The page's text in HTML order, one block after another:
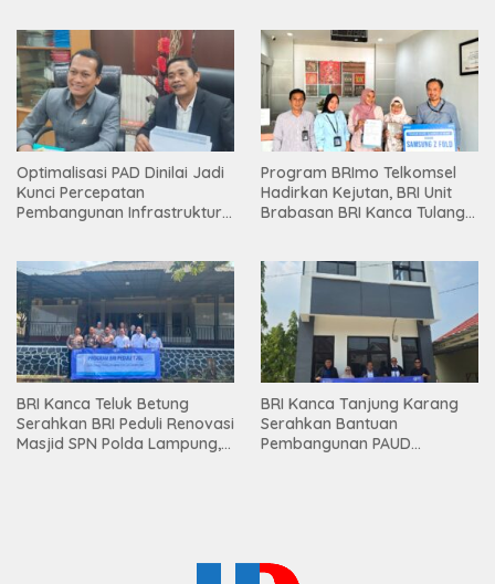
Optimalisasi PAD Dinilai Jadi
Kunci Percepatan
Pembangunan Infrastruktur
Program BRImo Telkomsel
Hadirkan Kejutan, BRI Unit
Brabasan BRI Kanca Tulang
Mesuji
BRI Kanca Teluk Betung
Serahkan BRI Peduli Renovasi
Masjid SPN Polda Lampung,
BRI Kanca Tanjung Karang
Serahkan Bantuan
Pembangunan PAUD